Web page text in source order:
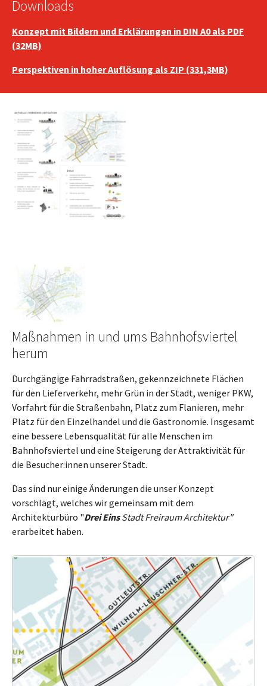
Downloads
Konzept mit Bildern und Erklärungen in DIN A0 als PDF
(32MB)
Perspektiven in hoher Auflösung als ZIP (331,3MB)
Show larger version
Maßnahmen in und ums Bahnhofsviertel
herum
Durchgängige Fahrradstraßen, gekennzeichnete Flächen
für den Lieferverkehr, mehr Grün in der Stadt, weniger PKW,
Vorfahrt für die Straßenbahn, Platz zum Flanieren, mehr
Platz für den Einzelhandel und die Gastronomie. Insgesamt
eine bessere Lebensqualität für alle Menschen im
Bahnhofsviertel und eine Steigerung der Attraktivität für
die Besucher:innen unserer Stadt.
Das sind nur einige Änderungen die unser Konzept
vorschlägt, welches wir gemeinsam mit dem
Architekturbüro "Drei EinsStadt Freiraum Architektur"
erarbeitet haben.